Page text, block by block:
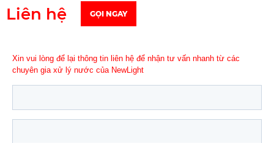
Liên hệ GỌI NGAY
Xin vui lòng để lại thông tin liên hệ để nhận tư vấn nhanh từ các
chuyên gia xử lý nước của NewLight